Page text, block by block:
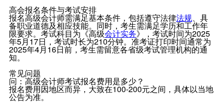
高会报名条件与考试安排
报名高级会计师需满足基本条件，包括遵守法律法规、具
备职业道德及相应技能。同时，考生需满足学历和工作年
限要求。考试科目为《高级会计实务》，考试时间为2025
年5月17日，考试时长为210分钟。准考证打印时间通常为
2025年4月16日前，考生需留意各省级考试管理机构的通
知。
常见问题
问：高级会计师考试报名费用是多少？
报名费用因地区而异，大致在100-200元之间，具体以当地
公告为准。